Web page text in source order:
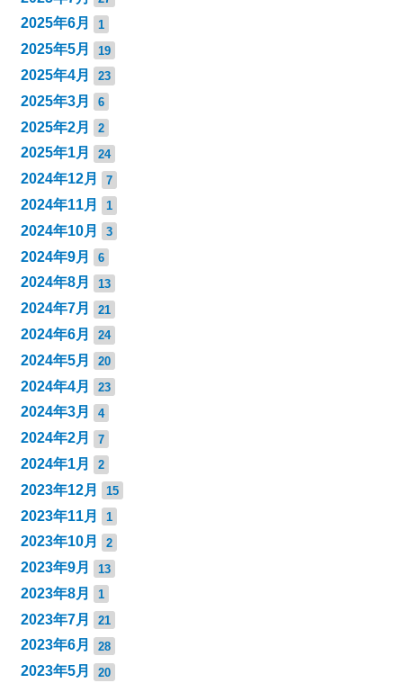
2025年6月 1
2025年5月 19
2025年4月 23
2025年3月 6
2025年2月 2
2025年1月 24
2024年12月 7
2024年11月 1
2024年10月 3
2024年9月 6
2024年8月 13
2024年7月 21
2024年6月 24
2024年5月 20
2024年4月 23
2024年3月 4
2024年2月 7
2024年1月 2
2023年12月 15
2023年11月 1
2023年10月 2
2023年9月 13
2023年8月 1
2023年7月 21
2023年6月 28
2023年5月 20